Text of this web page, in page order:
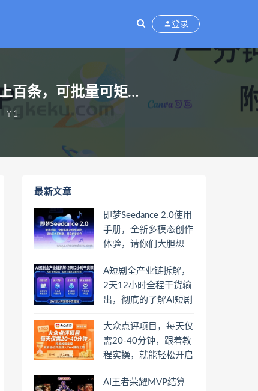
登录
百条，可批量可矩…
￥1
最新文章
即梦Seedance 2.0使用
手册，全新多模态创作
体验，请你们大胆想
A短剧全产业链拆解，
2天12小时全程干货输
出，彻底的了解AI短剧
大众点评项目，每天仅
需20-40分钟，跟着教
程实操，就能轻松开启
AI王者荣耀MVP结算